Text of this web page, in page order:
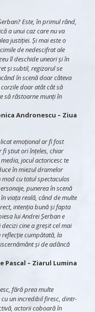
Este, în primul rând,
a unui caz care nu va
justiției. Și mai este o
de nedescifrat ale
îl deschide uneori și în
și subtil, regizorul se
în scenă doar câteva
doar atât cât să
să răstoarne munți în
Andronescu – Ziua
emoțional ar fi fost
fi știut ori înțeles, chiar
jocul actoricesc te
în miezul dramelor
cu totul spectaculos
punerea în scenă
viața reală, când de multe
intenția bună și fapta
lui Andrei Șerban e
cine a greșit cel mai
cumpătată, la
și de adâncă
Pascal – Ziarul Lumina
fără prea multe
cu un incredibil firesc, dintr-
actorii coboară în